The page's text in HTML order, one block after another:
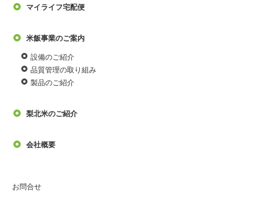
マイライフ宅配便
米飯事業のご案内
設備のご紹介
品質管理の取り組み
製品のご紹介
梨北米のご紹介
会社概要
お問合せ